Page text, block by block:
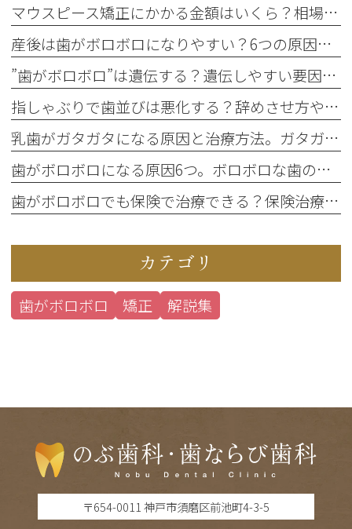
マウスピース矯正にかかる金額はいくら？相場や内訳、支払い方法まで解説
産後は歯がボロボロになりやすい？6つの原因と予防策を歯科医師が解説
”歯がボロボロ”は遺伝する？遺伝しやすい要因と、遺伝以外でボロボロになる原因
指しゃぶりで歯並びは悪化する？辞めさせ方や悪化した歯並びの治療法を解説
乳歯がガタガタになる原因と治療方法。ガタガタの乳歯を放置するとどうなる？
歯がボロボロになる原因6つ。ボロボロな歯の治療方法や放置するリスクも解説
歯がボロボロでも保険で治療できる？保険治療と自由診療の違いや支払い方法も解説
カテゴリ
歯がボロボロ 矯正 解説集
〒654-0011 神戸市須磨区前池町4-3-5